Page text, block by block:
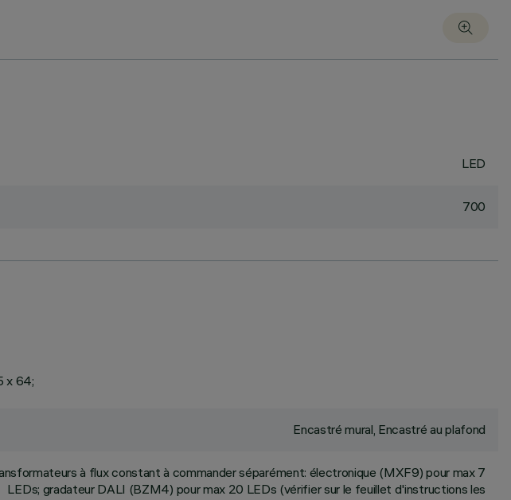
LED
700
x 64;
Encastré mural, Encastré au plafond
à flux constant à commander séparément: électronique (MXF9) pour max 7
LEDs; gradateur DALI (BZM4) pour max 20 LEDs (vérifier sur le feuillet d'instructions les